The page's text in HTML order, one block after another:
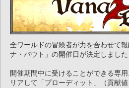
全ワールドの冒険者が力を合わせて
ナ・バウト」の開催日が決定しました
開催期間中に受けることができる専
リアして「プローディット」（貢献